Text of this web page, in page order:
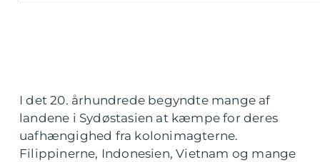
I det 20. århundrede begyndte mange af
landene i Sydøstasien at kæmpe for deres
uafhængighed fra kolonimagterne.
Filippinerne, Indonesien, Vietnam og mange